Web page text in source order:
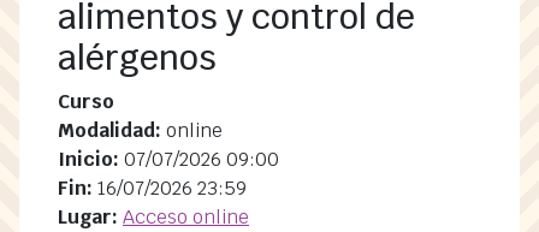
alimentos y control de
alérgenos
Curso
Modalidad: online
Inicio: 07/07/2026 09:00
Fin: 16/07/2026 23:59
Lugar: Acceso online